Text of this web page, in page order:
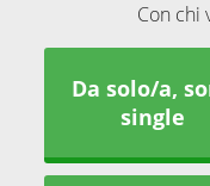
Con chi
Da solo/a,
single